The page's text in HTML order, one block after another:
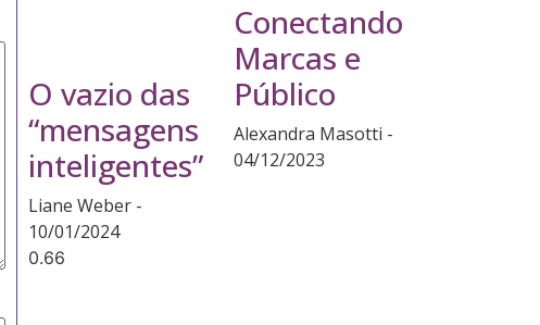
O vazio das
“mensagens
inteligentes”
Liane Weber
10/01/2024
Conectando
Marcas e
Público
Alexandra Masotti
04/12/2023